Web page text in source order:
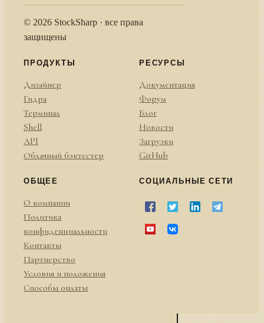
© 2026 StockSharp · все права
защищены
ПРОДУКТЫ
Дизайнер
Гидра
Терминал
Shell
API
Облачный бэктестер
РЕСУРСЫ
Документация
Форум
Блог
Новости
Загрузки
GitHub
ОБЩЕЕ
О компании
Политика
конфиденциальности
Контакты
Партнерство
Условия и положения
Способы оплаты
СОЦИАЛЬНЫЕ СЕТИ